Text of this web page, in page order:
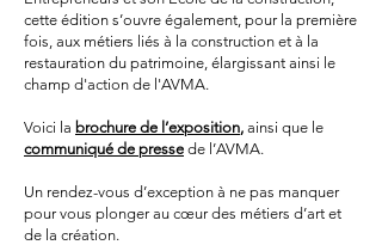
cette édition s’ouvre également, pour la première
fois, aux métiers liés à la construction et à la
restauration du patrimoine, élargissant ainsi le
champ d'action de l'AVMA.
Voici la brochure de l’exposition, ainsi que le
communiqué de presse de l’AVMA.
Un rendez-vous d’exception à ne pas manquer
pour vous plonger au cœur des métiers d’art et
de la création.